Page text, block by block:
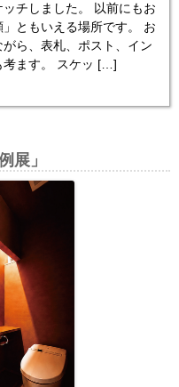
チしました。 以前にもお
ともいえる場所です。 お
ら、表札、ポスト、イン
考ます。 スケッ […]
展」